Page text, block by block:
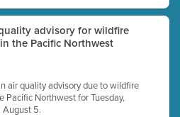
advisory for wildfire
the Pacific Northwest
air quality advisory due to wildfire
Pacific Northwest for Tuesday,
August 5.